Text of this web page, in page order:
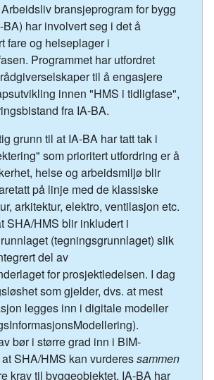
bransjeprogram for bygg
har involvert seg i det å
fare og helseplager i
Programmet har utfordret
til å engasjere
innen "HMS i tidligfase",
fra IA-BA.
grunn til at IA-BA har tatt tak i
som prioritert utfordring er å
helse og arbeidsmiljø blir
på linje med de klassiske
arkitektur, elektro, ventilasjon etc.
SHA/HMS blir inkludert i
(tegningsgrunnlaget) slik
del av
for prosjektledelsen. I dag
som gjelder, dvs. at mest
legges inn i digitale modeller
bør i større grad inn i BIM-
SHA/HMS kan vurderessammen
krav til byggeobjektet. IA-BA har